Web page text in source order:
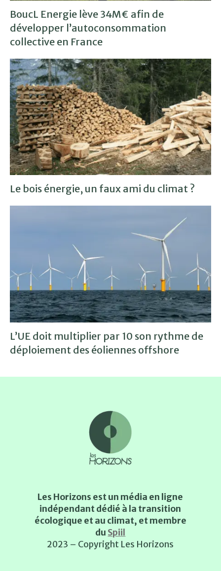
BoucL Energie lève 34M€ afin de
développer l’autoconsommation
collective en France
Le bois énergie, un faux ami du climat ?
L’UE doit multiplier par 10 son rythme de
déploiement des éoliennes offshore
Les Horizons est un média en ligne
indépendant dédié à la transition
écologique et au climat, et membre
du Spiil
2023 – Copyright Les Horizons